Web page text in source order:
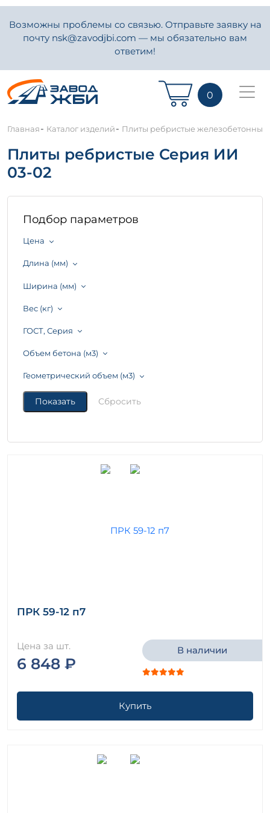
Возможны проблемы со связью. Отправьте заявку на
почту nsk@zavodjbi.com — мы обязательно вам
ответим!
0
Главная- Каталог изделий- Плиты ребристые железобетонные
Плиты ребристые Серия ИИ
03-02
Подбор параметров
Цена
Длина (мм)
Ширина (мм)
Вес (кг)
ГОСТ, Серия
Объем бетона (м3)
Геометрический объем (м3)
ПРК 59-12 п7
Цена за шт.
6 848 ₽
В наличии
Купить